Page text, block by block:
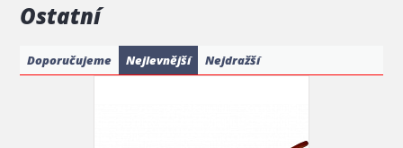
Ostatní
Doporučujeme Nejlevnější Nejdražší